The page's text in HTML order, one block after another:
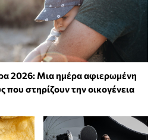
2026: Μια ημέρα αφιερωμένη
στηρίζουν την οικογένεια